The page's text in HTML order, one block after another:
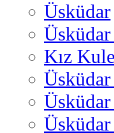
Üsküdar
Kız
Üsküdar